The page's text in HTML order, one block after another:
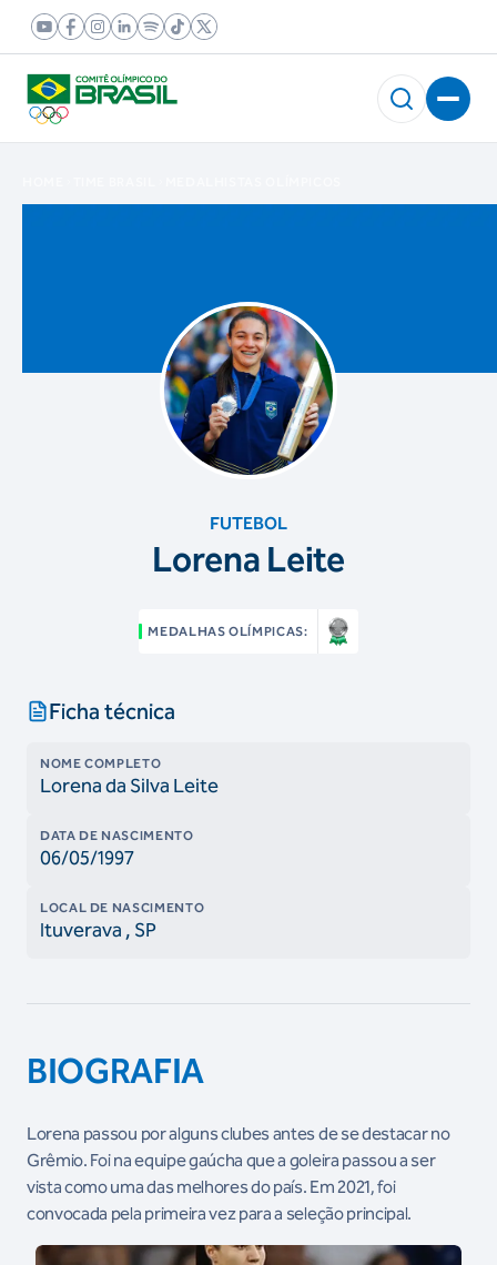
FUTEBOL
Lorena Leite
MEDALHAS OLÍMPICAS:
Ficha técnica
NOME COMPLETO
Lorena da Silva Leite
DATA DE NASCIMENTO
06/05/1997
LOCAL DE NASCIMENTO
Ituverava , SP
BIOGRAFIA
Lorena passou por alguns clubes antes de se destacar no
Grêmio. Foi na equipe gaúcha que a goleira passou a ser
vista como uma das melhores do país. Em 2021, foi
convocada pela primeira vez para a seleção principal.